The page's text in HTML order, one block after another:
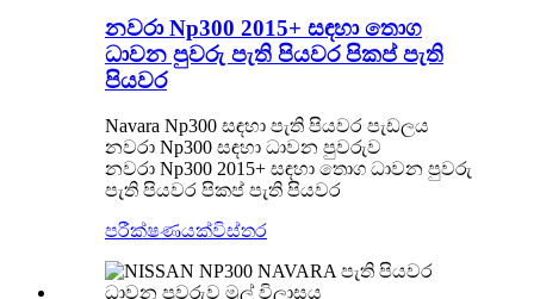
නවරා Np300 2015+ සඳහා තොග
ධාවන පුවරු පැති පියවර පිකප් පැති
පියවර
Navara Np300 සඳහා පැති පියවර පැඩලය
නවරා Np300 සඳහා ධාවන පුවරුව
නවරා Np300 2015+ සඳහා තොග ධාවන පුවරු
පැති පියවර පිකප් පැති පියවර
පරීක්ෂණයක්විස්තර